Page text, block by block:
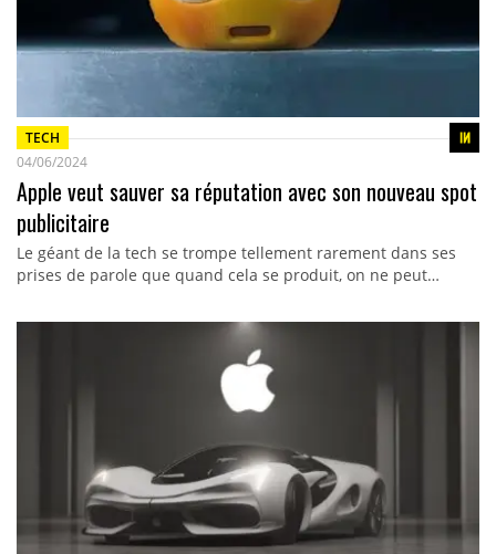
TECH
04/06/2024
Apple veut sauver sa réputation avec son nouveau spot
publicitaire
Le géant de la tech se trompe tellement rarement dans ses
prises de parole que quand cela se produit, on ne peut…